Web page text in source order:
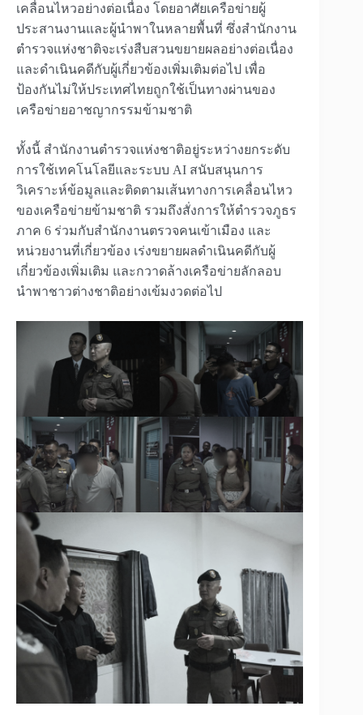
เคลื่อนไหวอย่างต่อเนื่อง โดยอาศัยเครือข่ายผู้
ประสานงานและผู้นำพาในหลายพื้นที่ ซึ่งสำนักงาน
ตำรวจแห่งชาติจะเร่งสืบสวนขยายผลอย่างต่อเนื่อง
และดำเนินคดีกับผู้เกี่ยวข้องเพิ่มเติมต่อไป เพื่อ
ป้องกันไม่ให้ประเทศไทยถูกใช้เป็นทางผ่านของ
เครือข่ายอาชญากรรมข้ามชาติ
ทั้งนี้ สำนักงานตำรวจแห่งชาติอยู่ระหว่างยกระดับ
การใช้เทคโนโลยีและระบบ AI สนับสนุนการ
วิเคราะห์ข้อมูลและติดตามเส้นทางการเคลื่อนไหว
ของเครือข่ายข้ามชาติ รวมถึงสั่งการให้ตำรวจภูธร
ภาค 6 ร่วมกับสำนักงานตรวจคนเข้าเมือง และ
หน่วยงานที่เกี่ยวข้อง เร่งขยายผลดำเนินคดีกับผู้
เกี่ยวข้องเพิ่มเติม และกวาดล้างเครือข่ายลักลอบ
นำพาชาวต่างชาติอย่างเข้มงวดต่อไป